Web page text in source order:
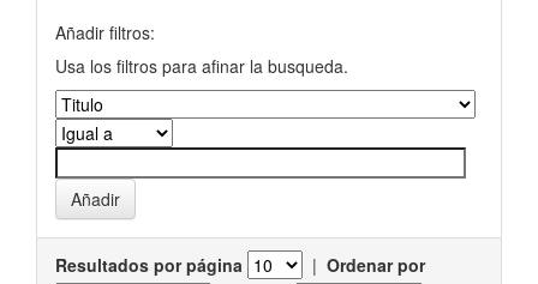
Añadir filtros:
Usa los filtros para afinar la busqueda.
Resultados por página | Ordenar por